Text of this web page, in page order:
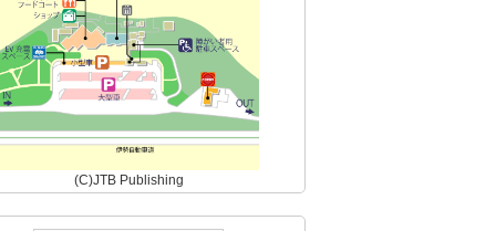
(C)JTB Publishing